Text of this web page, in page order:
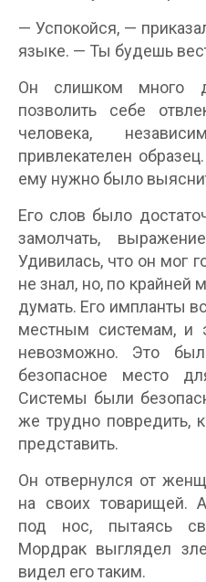
— Успокойся, —
языке. — Ты будешь
Он слишком много
позволить себе
человека,
привлекателен
ему нужно было
Его слов было
замолчать,
Удивилась, что он мог
не знал, но, по крайней
думать. Его импланты
местным системам, и
невозможно. Это
безопасное место
Системы были
же трудно повредить,
представить.
Он отвернулся от
на своих товарищей.
под нос, пытаясь
Мордрак выглядел
видел его таким.